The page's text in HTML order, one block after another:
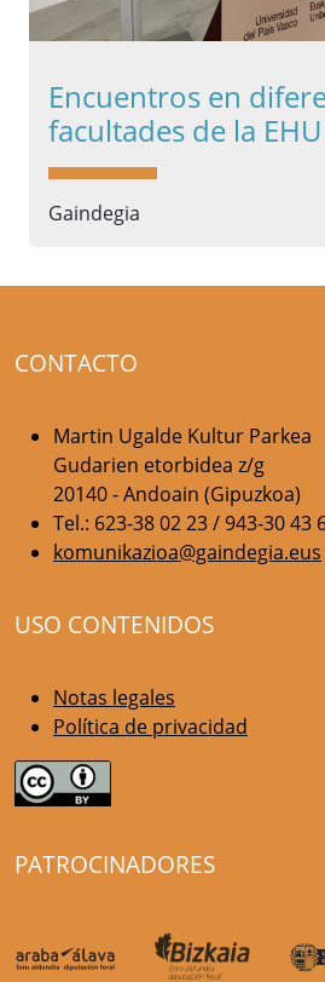
Encuentros en
facultades de la EHU
Gaindegia
CONTACTO
Martin Ugalde Kultur Parkea
Gudarien etorbidea z/g
20140 - Andoain (Gipuzkoa)
Tel.: 623-38 02 23 / 943-30 43
komunikazioa@gaindegia.eus
USO CONTENIDOS
Notas legales
Política de privacidad
PATROCINADORES